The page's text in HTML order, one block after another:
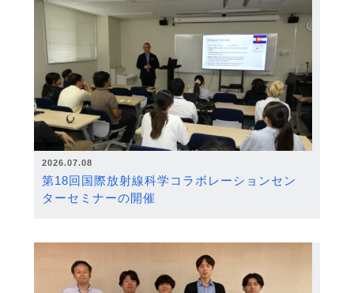
2026.07.08
第18回国際放射線科学コラボレーションセン
ターセミナーの開催